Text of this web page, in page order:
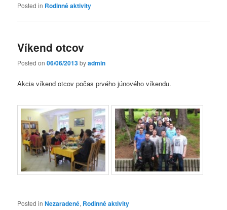
Posted in Rodinné aktivity
Víkend otcov
Posted on06/06/2013byadmin
Akcia víkend otcov počas prvého júnového víkendu.
Posted in Nezaradené, Rodinné aktivity